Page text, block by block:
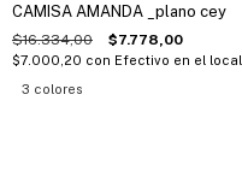
CAMISA AMANDA _plano cey
$16.334,00 $7.778,00
$7.000,20 con Efectivo en el local
3 colores